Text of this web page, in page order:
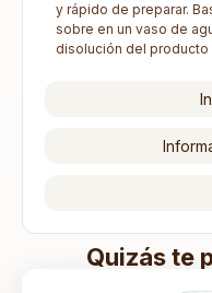
y rápido de preparar.
sobre en un vaso de
disolución del producto
Quizás te